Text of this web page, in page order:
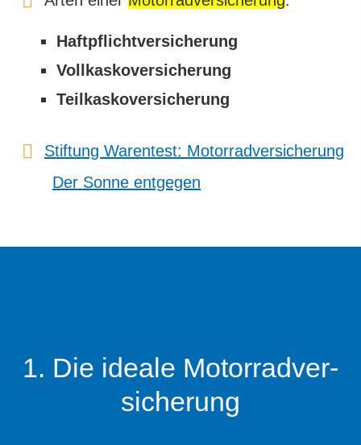
Haft­pflichtversicherung
Vollkaskoversicherung
Teilkaskoversicherung
Stiftung Warentest: Motor­rad­ver­sicherung
Der Sonne entgegen
1. Die ideale Motor­rad­ver­
sicherung